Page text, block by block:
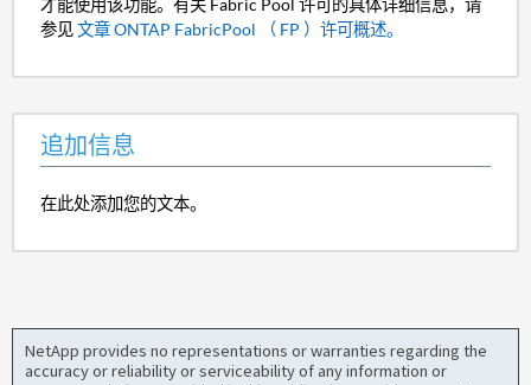
才能使用该功能。有关 Fabric Pool 许可的具体详细信息，请
参见文章 ONTAP FabricPool （ FP ）许可概述。
追加信息
在此处添加您的文本。
NetApp provides no representations or warranties regarding the
accuracy or reliability or serviceability of any information or